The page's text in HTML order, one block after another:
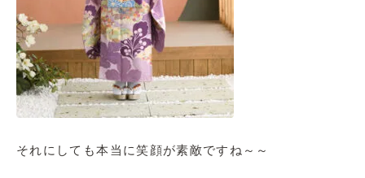
それにしても本当に笑顔が素敵ですね～～